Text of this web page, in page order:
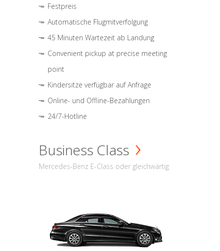
Festpreis
Automatische Flugmitverfolgung
45 Minuten Wartezeit ab Landung
Convenient pickup at precise meeting
point
Kindersitze verfügbar auf Anfrage
Online- und Offline-Bezahlungen
24/7-Hotline
Business Class
Mercedes-Benz E-Class oder gleichwärtig